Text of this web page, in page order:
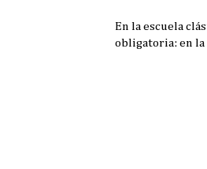
En la escuela
obligatoria: en la